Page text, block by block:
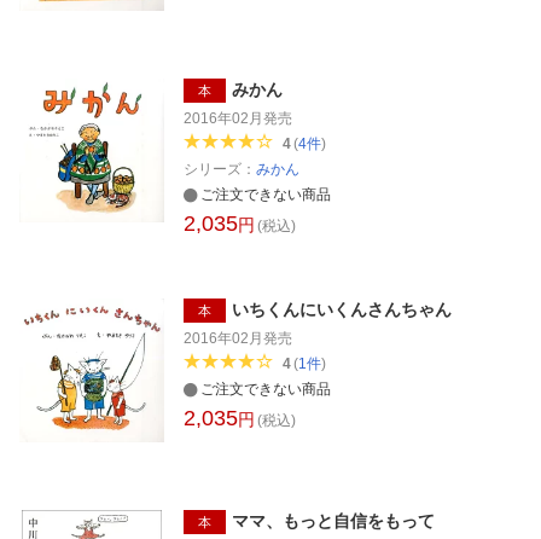
本 みかん
2016年02月発売
4(4件)
シリーズ： みかん
ご注文できない商品
2,035円 (税込)
本 いちくんにいくんさんちゃん
2016年02月発売
4(1 件)
ご注文できない商品
2,035円 (税込)
本 ママ、もっと自信をもって